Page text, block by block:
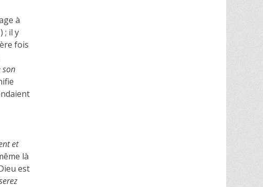
à
; il y
fois
son
et
là
est